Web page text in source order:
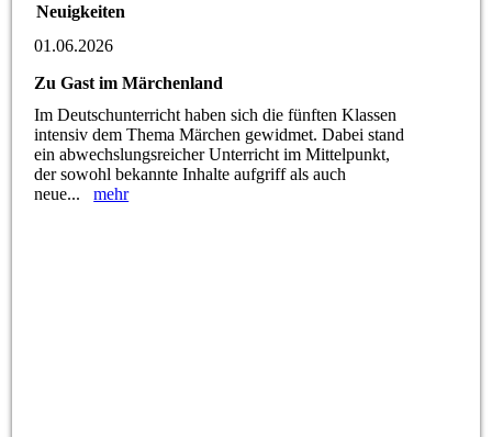
Neuigkeiten
01.06.2026
Zu Gast im Märchenland
Im Deutschunterricht haben sich die fünften Klassen
intensiv dem Thema Märchen gewidmet. Dabei stand
ein abwechslungsreicher Unterricht im Mittelpunkt,
der sowohl bekannte Inhalte aufgriff als auch
neue...mehr